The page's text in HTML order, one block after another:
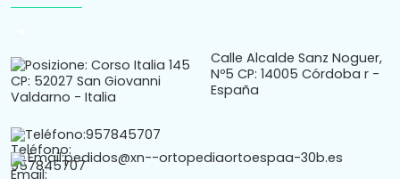
Calle Alcalde Sanz Noguer,
Nº5 CP: 14005 Córdoba r -
España
Teléfono:957845707
Email:pedidos@xn--ortopediaortoespaa-30b.es